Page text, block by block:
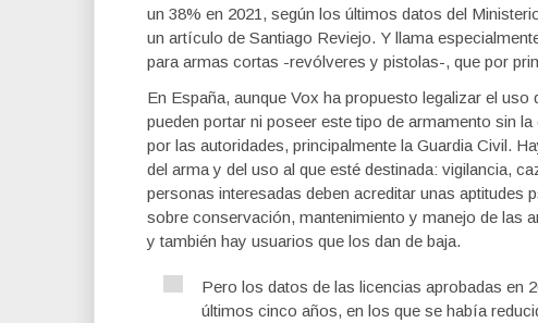
un 38% en 2021, según los últimos datos del
un artículo de Santiago Reviejo. Y llama
para armas cortas -revólveres y pistolas-, que por
En España, aunque Vox ha propuesto legalizar el
pueden portar ni poseer este tipo de armamento sin
por las autoridades, principalmente la Guardia Civil.
del arma y del uso al que esté destinada: vigilancia,
personas interesadas deben acreditar unas
sobre conservación, mantenimiento y manejo de las
y también hay usuarios que los dan de baja.
Pero los datos de las licencias aprobadas en
últimos cinco años, en los que se había